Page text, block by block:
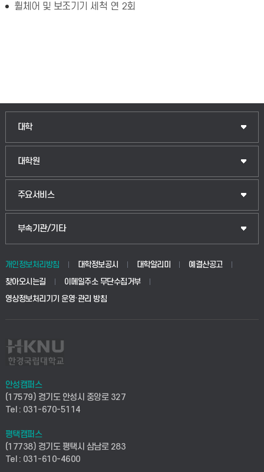
휠체어 및 보조기기 세척 연 2회
대학
인문융합공공인재학부
법경영학부
생명공학부
사회안전시스템공학부
컴퓨터응용수학부
ICT로봇기계공학부
전자전기공학부
대학원
일반대학원
산업대학원
공공정책대학원
교육대학원
주요서비스
입학안내
웹메일
학사시스템(전문학사 및 전공심화)
사이버캠퍼스(전문학사 및 전공심화)
시설바로처리서비스
연구실안전관리시스템
산학연구관리시스템
부속기관/기타
중앙도서관
학생생활관(안성)
산학협력단
취업지원센터
창업지원센터
현장실습지원센터
개인정보처리방침 대학정보공시 대학알리미
예결산공고
찾아오시는길
이메일주소 무단수집거부
영상정보처리기기 운영·관리 방침
안성캠퍼스
(17579) 경기도 안성시 중앙로 327
Tel : 031-670-5114
평택캠퍼스
(17738) 경기도 평택시 삼남로 283
Tel : 031-610-4600